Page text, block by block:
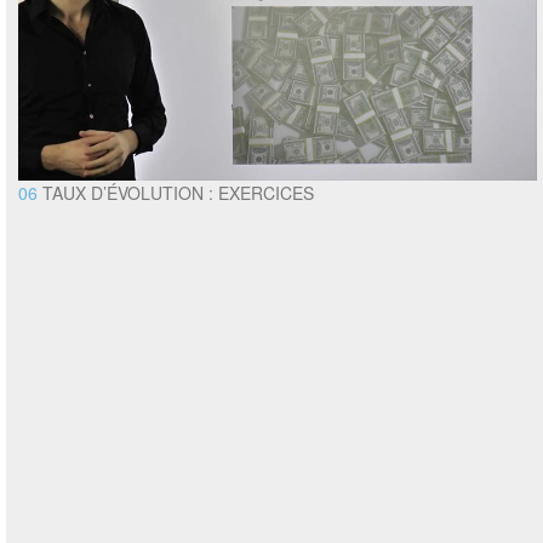
06 TAUX D’ÉVOLUTION : EXERCICES